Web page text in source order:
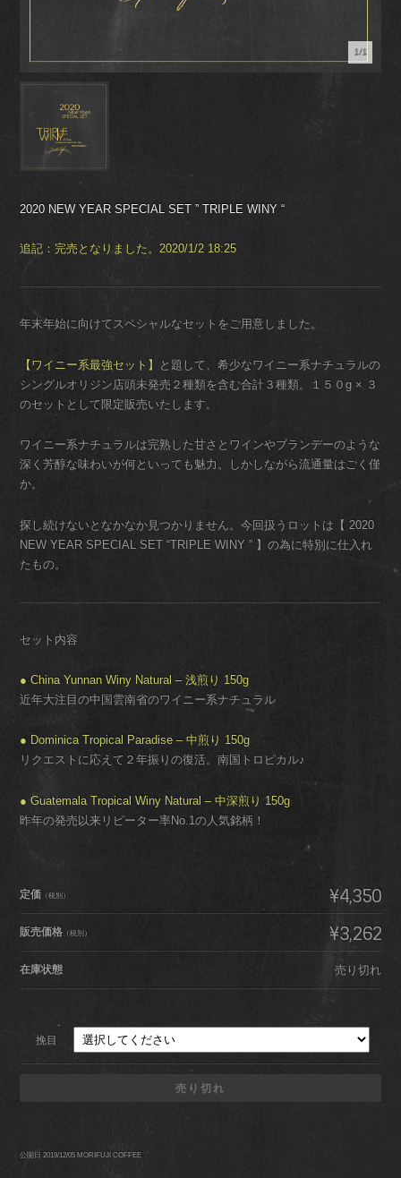
1/1
2020 NEW YEAR SPECIAL SET ” TRIPLE WINY “
追記：完売となりました。2020/1/2 18:25
年末年始に向けてスペシャルなセットをご用意しました。
【ワイニー系最強セット】
と題して、希少なワイニー系ナチュラルの
シングルオリジン店頭未発売２種類を含む合計３種類。１５０g × ３
のセットとして限定販売いたします。
ワイニー系ナチュラルは完熟した甘さとワインやブランデーのような
深く芳醇な味わいが何といっても魅力。しかしながら流通量はごく僅
か。
探し続けないとなかなか見つかりません。今回扱うロットは【 2020
NEW YEAR SPECIAL SET “TRIPLE WINY ” 】の為に特別に仕入れ
たもの。
セット内容
● China Yunnan Winy Natural – 浅煎り 150g
近年大注目の中国雲南省のワイニー系ナチュラル
● Dominica Tropical Paradise – 中煎り 150g
リクエストに応えて２年振りの復活。南国トロピカル♪
● Guatemala Tropical Winy Natural – 中深煎り 150g
昨年の発売以来リピーター率No.1の人気銘柄！
定価 （税別） ¥4,350
販売価格 （税別） ¥3,262
在庫状態 売り切れ
挽目
売り切れ
公開日 2019/12/05 MORIFUJI COFFEE